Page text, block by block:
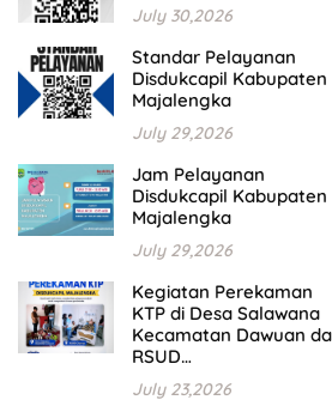
July 30,2026
Standar Pelayanan
Disdukcapil Kabupaten
Majalengka
July 29,2026
Jam Pelayanan
Disdukcapil Kabupaten
Majalengka
July 29,2026
Kegiatan Perekaman
KTP di Desa Salawana
Kecamatan Dawuan
RSUD…
July 23,2026